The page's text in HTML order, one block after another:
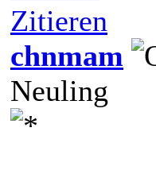
Zitieren
chnmam
Neuling